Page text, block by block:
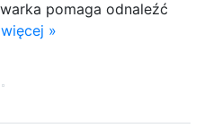
pomaga odnaleźć
»